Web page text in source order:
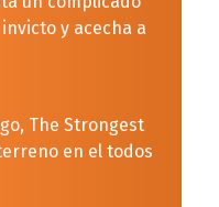
y acecha a
The Strongest
en el todos